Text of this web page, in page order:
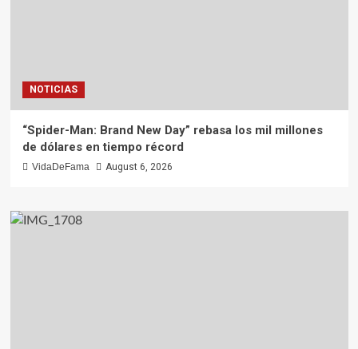
NOTICIAS
“Spider-Man: Brand New Day” rebasa los mil millones
de dólares en tiempo récord
VidaDeFama August 6, 2026